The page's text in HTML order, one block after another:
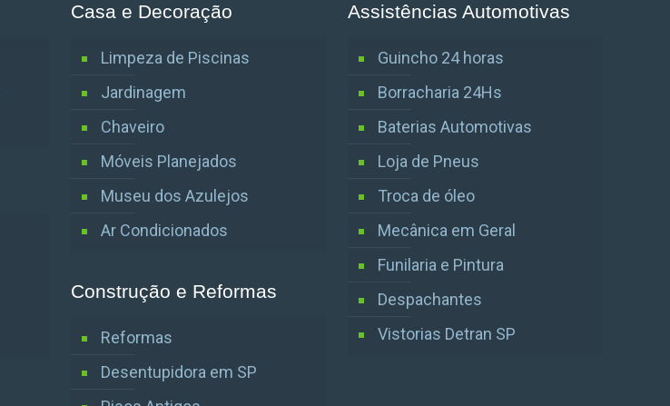
Casa e Decoração
Limpeza de Piscinas
Jardinagem
Chaveiro
Móveis Planejados
Museu dos Azulejos
Ar Condicionados
Construção e Reformas
Reformas
Desentupidora em SP
Assistências Automotivas
Guincho 24 horas
Borracharia 24Hs
Baterias Automotivas
Loja de Pneus
Troca de óleo
Mecânica em Geral
Funilaria e Pintura
Despachantes
Vistorias Detran SP